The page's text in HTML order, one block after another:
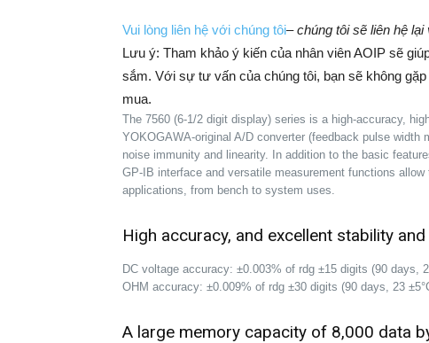
Vui lòng liên hệ với chúng tôi–chúng tôi sẽ liên hệ
Lưu ý: Tham khảo ý kiến của nhân viên AOIP sẽ
sắm. ​​Với sự tư vấn của chúng tôi, bạn sẽ không
mua.
The 7560 (6-1/2 digit display) series is a high-accuracy,
YOKOGAWA-original A/D converter (feedback pulse
noise immunity and linearity. In addition to the basic
GP-IB interface and versatile measurement functions
applications, from bench to system uses.
High accuracy, and excellent stability
DC voltage accuracy: ±0.003% of rdg ±15 digits (90 days,
OHM accuracy: ±0.009% of rdg ±30 digits (90 days, 23
A large memory capacity of 8,000 data